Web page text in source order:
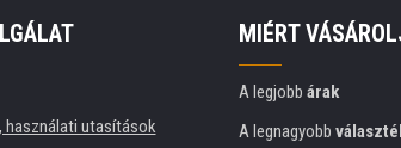
használati utasítások
MIÉRT
A legjobb árak
A legnagyobb